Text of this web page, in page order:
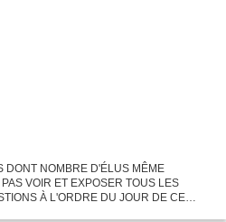
DONT NOMBRE D'ÉLUS MÊME
VOIR ET EXPOSER TOUS LES